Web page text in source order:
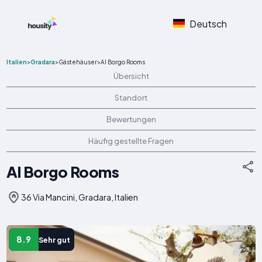
Deutsch
Italien>Gradara>Gästehäuser>Al Borgo Rooms
Übersicht
Standort
Bewertungen
Häufig gestellte Fragen
Al Borgo Rooms
36 Via Mancini, Gradara, Italien
8.9 Sehr gut